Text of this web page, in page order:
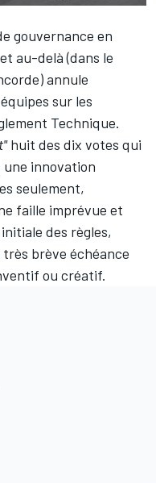
gouvernance en
au-delà (dans le
annule
sur les
Technique.
huit des dix votes qui
innovation
seulement,
faille imprévue et
des règles,
brève échéance
ou créatif.